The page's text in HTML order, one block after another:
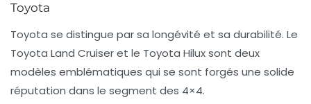
Toyota
Toyota se distingue par sa longévité et sa durabilité. Le
Toyota Land Cruiseret le Toyota Hiluxsont deux
modèles emblématiques qui se sont forgés une solide
réputation dans le segment des 4×4.